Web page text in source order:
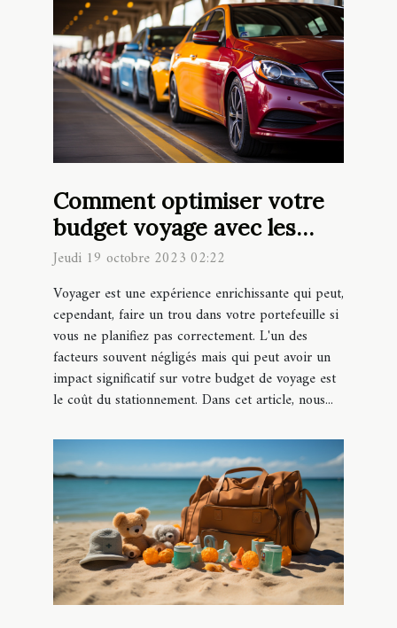
Comment optimiser votre
budget voyage avec les
parkings à bas prix
Jeudi 19 octobre 2023 02:22
Voyager est une expérience enrichissante qui peut,
cependant, faire un trou dans votre portefeuille si
vous ne planifiez pas correctement. L'un des
facteurs souvent négligés mais qui peut avoir un
impact significatif sur votre budget de voyage est
le coût du stationnement. Dans cet article, nous...